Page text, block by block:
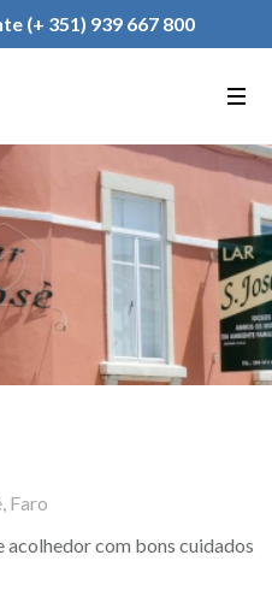
Instituição
(+ 351) 939 667 800
Faro
acolhedor com bons cuidados